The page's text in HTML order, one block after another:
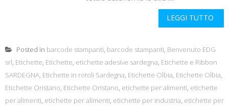
LEGGI TUTTO
Posted in barcode stampanti, barcode stampanti, Benvenuto EDG
srl, Etichette, Etichette, etichette adesive sardegna, Etichette e Ribbon
SARDEGNA, Etichette in rotoli Sardegna, Etichette Olbia, Etichette Olbia,
Etichette Oristano, Etichette Oristano, etichette per alimenti, etichette
per alimenti, etichette per alimenti, etichette per industria, etichette per